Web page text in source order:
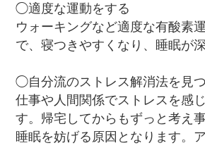
◯適度な運動をする
ウォーキングなど適度な有酸素
で、寝つきやすくなり、睡眠が
◯自分流のストレス解消法を見
仕事や人間関係でストレスを感
す。帰宅してからもずっと考え
睡眠を妨げる原因となります。